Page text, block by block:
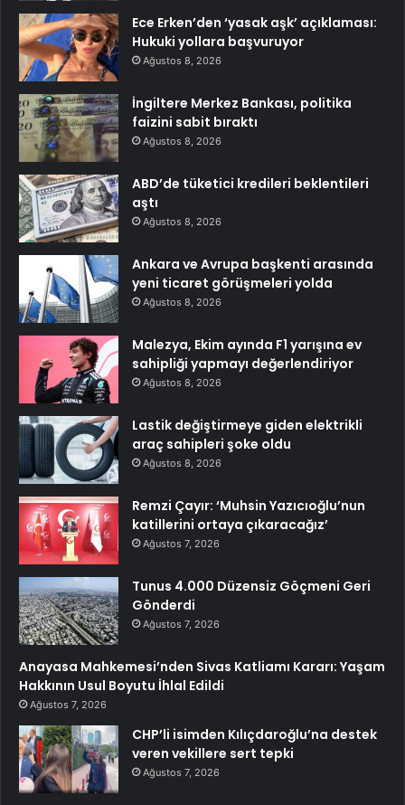
Ece Erken’den ‘yasak aşk’ açıklaması:
Hukuki yollara başvuruyor
Ağustos 8, 2026
İngiltere Merkez Bankası, politika
faizini sabit bıraktı
Ağustos 8, 2026
ABD’de tüketici kredileri beklentileri
aştı
Ağustos 8, 2026
Ankara ve Avrupa başkenti arasında
yeni ticaret görüşmeleri yolda
Ağustos 8, 2026
Malezya, Ekim ayında F1 yarışına ev
sahipliği yapmayı değerlendiriyor
Ağustos 8, 2026
Lastik değiştirmeye giden elektrikli
araç sahipleri şoke oldu
Ağustos 8, 2026
Remzi Çayır: ‘Muhsin Yazıcıoğlu’nun
katillerini ortaya çıkaracağız’
Ağustos 7, 2026
Tunus 4.000 Düzensiz Göçmeni Geri
Gönderdi
Ağustos 7, 2026
Anayasa Mahkemesi’nden Sivas Katliamı Kararı: Yaşam
Hakkının Usul Boyutu İhlal Edildi
Ağustos 7, 2026
CHP’li isimden Kılıçdaroğlu’na destek
veren vekillere sert tepki
Ağustos 7, 2026